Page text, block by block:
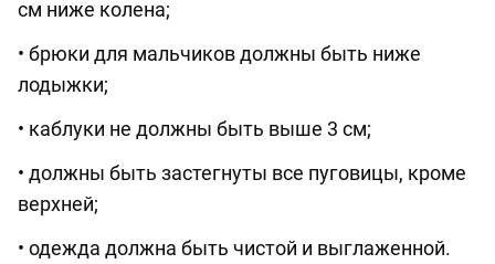
см ниже колена;
• брюки для мальчиков должны быть ниже
лодыжки;
• каблуки не должны быть выше 3 см;
• должны быть застегнуты все пуговицы, кроме
верхней;
• одежда должна быть чистой и выглаженной.